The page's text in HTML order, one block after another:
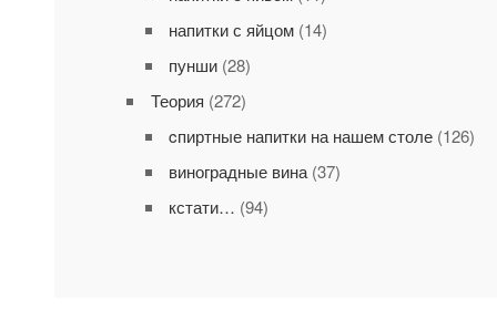
напитки с яйцом(14)
пунши(28)
Теория (272)
cпиртные напитки на нашем столе(126)
виноградные вина(37)
кстати… (94)